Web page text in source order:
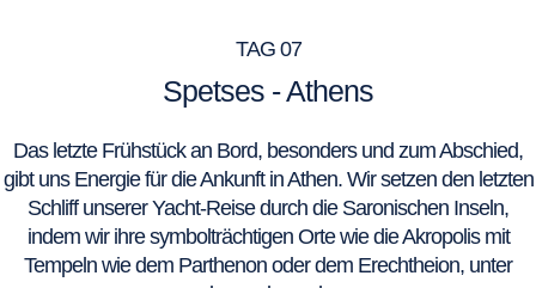
TAG 07
Spetses - Athens
Das letzte Frühstück an Bord, besonders und zum Abschied,
gibt uns Energie für die Ankunft in Athen. Wir setzen den letzten
Schliff unserer Yacht-Reise durch die Saronischen Inseln,
indem wir ihre symbolträchtigen Orte wie die Akropolis mit
Tempeln wie dem Parthenon oder dem Erechtheion, unter